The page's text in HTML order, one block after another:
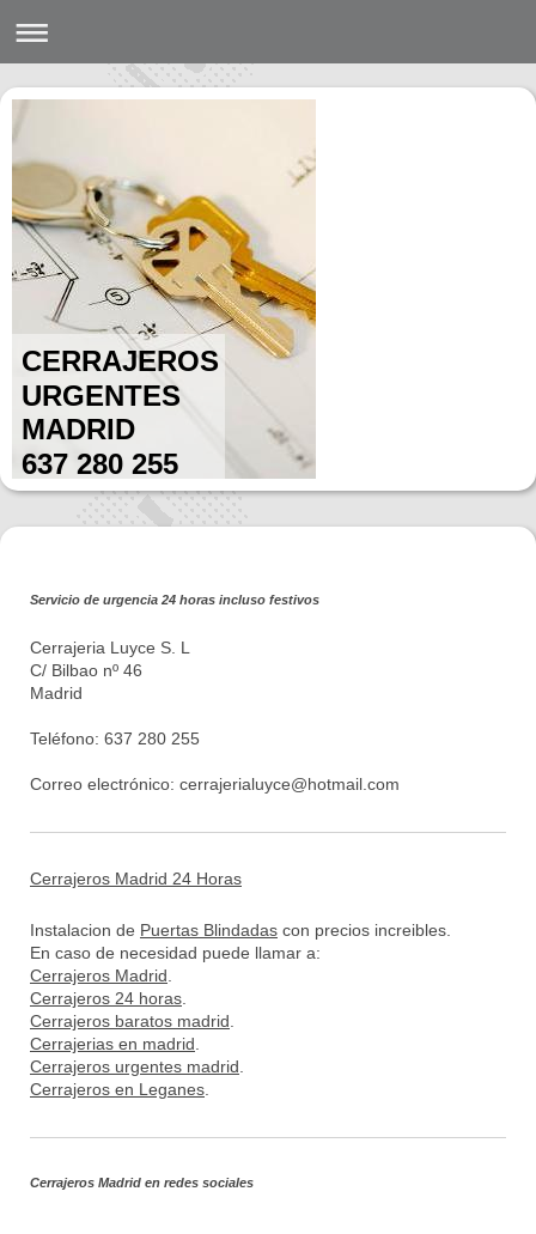
CERRAJEROS
URGENTES
MADRID
637 280 255
Servicio de urgencia 24 horas incluso festivos
Cerrajeria Luyce S. L
C/ Bilbao nº 46
Madrid
Teléfono: 637 280 255
Correo electrónico: cerrajerialuyce@hotmail.com
Cerrajeros Madrid 24 Horas
Instalacion de Puertas Blindadas con precios increibles.
En caso de necesidad puede llamar a:
Cerrajeros Madrid
Cerrajeros 24 horas
Cerrajeros baratos madrid
Cerrajerias en madrid
Cerrajeros urgentes madrid
Cerrajeros en Leganes
Cerrajeros Madrid en redes sociales